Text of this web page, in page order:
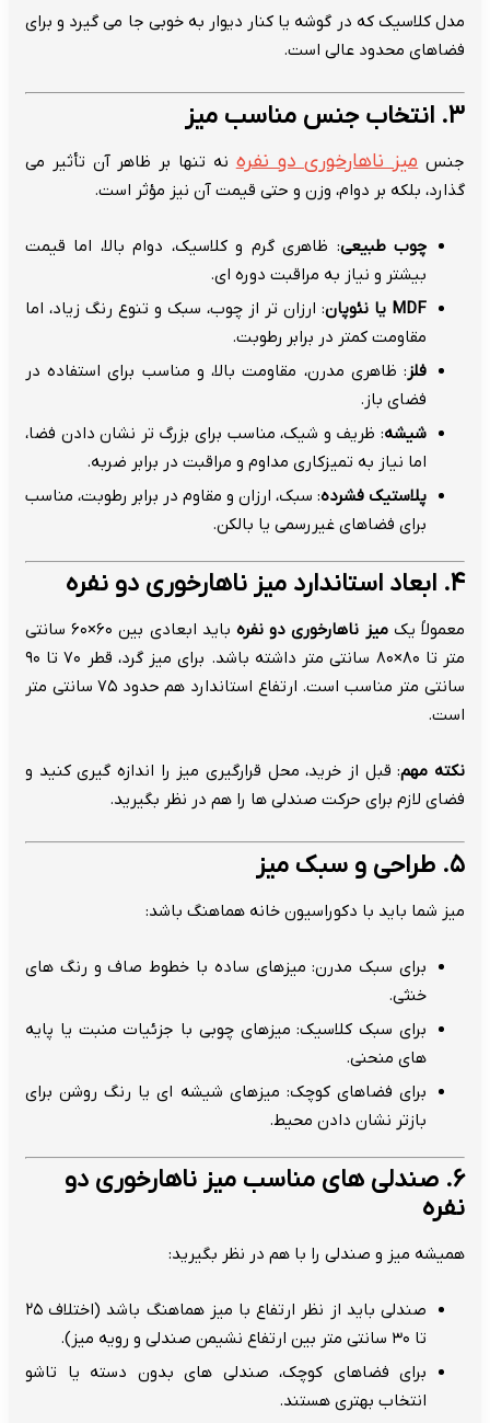
مدل کلاسیک که در گوشه یا کنار دیوار به خوبی جا می گیرد و برای
فضاهای محدود عالی است.
۳. انتخاب جنس مناسب میز
جنس میز ناهارخوری دو نفره نه تنها بر ظاهر آن تأثیر می
گذارد، بلکه بر دوام، وزن و حتی قیمت آن نیز مؤثر است.
چوب طبیعی: ظاهری گرم و کلاسیک، دوام بالا، اما قیمت
بیشتر و نیاز به مراقبت دوره ای.
MDF یا نئوپان
: ارزان تر از چوب، سبک و تنوع رنگ زیاد، اما
مقاومت کمتر در برابر رطوبت.
فلز : ظاهری مدرن، مقاومت بالا، و مناسب برای استفاده در
فضای باز.
شیشه: ظریف و شیک، مناسب برای بزرگ تر نشان دادن فضا،
اما نیاز به تمیزکاری مداوم و مراقبت در برابر ضربه.
پلاستیک فشرده: سبک، ارزان و مقاوم در برابر رطوبت، مناسب
برای فضاهای غیررسمی یا بالکن.
۴. ابعاد استاندارد میز ناهارخوری دو نفره
معمولاً یکمیز ناهارخوری دو نفره
باید ابعادی بین ۶۰×۶۰ سانتی
متر تا ۸۰×۸۰ سانتی متر داشته باشد. برای میز گرد، قطر ۷۰ تا ۹۰
سانتی متر مناسب است. ارتفاع استاندارد هم حدود ۷۵ سانتی متر
است.
نکته مهم: قبل از خرید، محل قرارگیری میز را اندازه گیری کنید و
فضای لازم برای حرکت صندلی ها را هم در نظر بگیرید.
۵. طراحی و سبک میز
میز شما باید با دکوراسیون خانه هماهنگ باشد:
برای سبک مدرن: میزهای ساده با خطوط صاف و رنگ های
خنثی.
برای سبک کلاسیک: میزهای چوبی با جزئیات منبت یا پایه
های منحنی.
برای فضاهای کوچک: میزهای شیشه ای یا رنگ روشن برای
بازتر نشان دادن محیط.
۶. صندلی های مناسب میز ناهارخوری دو
نفره
همیشه میز و صندلی را با هم در نظر بگیرید:
صندلی باید از نظر ارتفاع با میز هماهنگ باشد (اختلاف ۲۵
تا ۳۰ سانتی متر بین ارتفاع نشیمن صندلی و رویه میز).
برای فضاهای کوچک، صندلی های بدون دسته یا تاشو
انتخاب بهتری هستند.